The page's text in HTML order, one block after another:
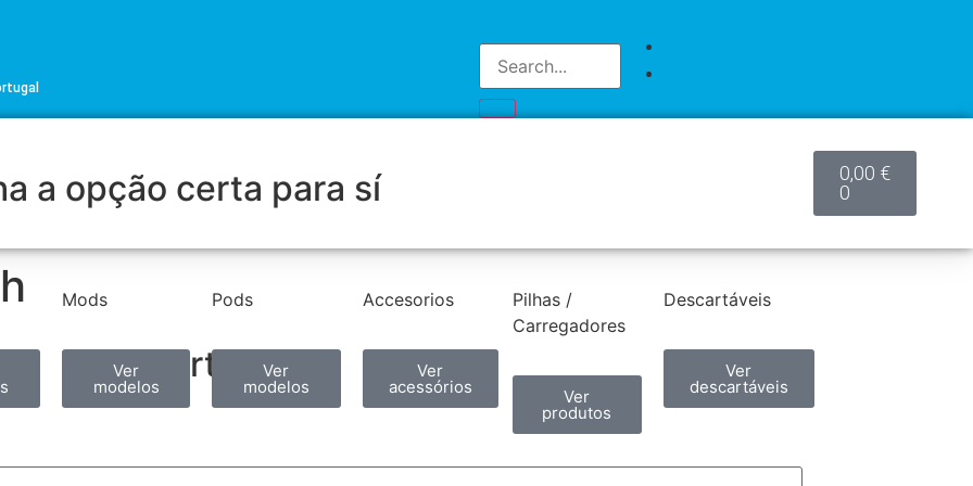
a opção certa para sí
Mods
Ver
modelos
Pods
Ver
modelos
Accesorios
Ver
acessórios
Pilhas /
Carregadores
Ver
produtos
Descartáveis
Ver
descartáveis
0,00 €
0
Partilhar